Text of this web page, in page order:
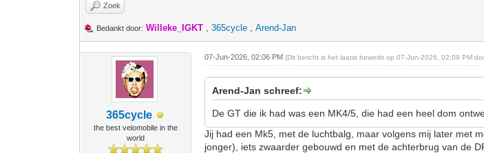
Zoek
Bedankt door: Willeke_IGKT ,365cycle ,Arend-Jan
365cycle
the best velomobile in the
world
07-Jun-2026, 02:06 PM(Dit bericht is het laatst bewerkt op 07-Jun-2026, 02:09 PM
Arend-Jan schreef:
De GT die ik had was een MK4/5, die had een heel dom
Jij had een Mk5, met de luchtbalg, maar volgens mij later met
jonger), iets zwaarder gebouwd en met de achterbrug van de